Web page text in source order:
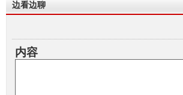
边看边聊
内容